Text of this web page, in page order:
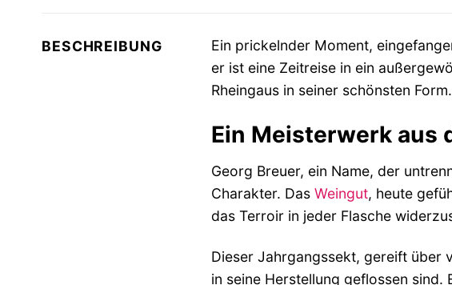
BESCHREIBUNG Ein prickelnder Moment,
er ist eine Zeitreise in ein
Rheingaus in seiner schönsten Form.
Ein Meisterwerk aus
Georg Breuer, ein Name, der
Charakter. Das Weingut, heute
das Terroir in jeder Flasche
Dieser Jahrgangssekt, gereift über
in seine Herstellung geflossen